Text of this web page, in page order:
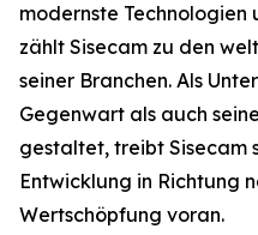
modernste Technologien
zählt Sisecam zu den
seiner Branchen. Als
Gegenwart als auch
gestaltet, treibt Sisecam
Entwicklung in Richtung
Wertschöpfung voran.